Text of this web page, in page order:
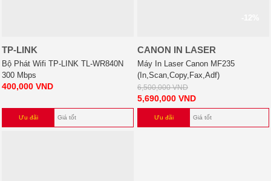
TP-LINK
Bộ Phát Wifi TP-LINK TL-WR840N
300 Mbps
400,000 VND
Ưu đãi Giá tốt
CANON IN LASER
Máy In Laser Canon MF235
(In,Scan,copy,fax,adf)
6,500,000VND
5,690,000 VND
Ưu đãi Giá tốt